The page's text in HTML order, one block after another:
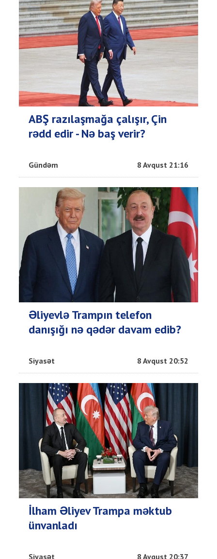
ABŞ razılaşmağa çalışır, Çin
rədd edir - Nə baş verir?
Gündəm 8 Avqust 21:16
Əliyevlə Trampın telefon
danışığı nə qədər davam edib?
Siyasət 8 Avqust 20:52
İlham Əliyev Trampa məktub
ünvanladı
Siyasət 8 Avqust 20:37